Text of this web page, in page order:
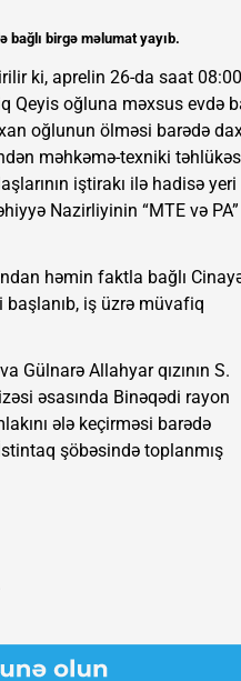
birgə məlumat yayıb.
ki, aprelin 26-da saat 08:00
Qeyis oğluna məxsus evdə
oğlunun ölməsi barədə
məhkəmə-texniki
iştirakı ilə hadisə yeri
Nazirliyinin “MTE və PA”
həmin faktla bağlı
iş üzrə müvafiq
Gülnarə Allahyar qızının S.
əsasında Binəqədi rayon
ələ keçirməsi barədə
şöbəsində toplanmış